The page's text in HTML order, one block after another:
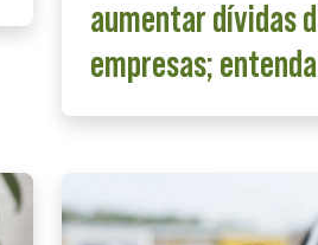
aumentar dívidas
empresas; entenda